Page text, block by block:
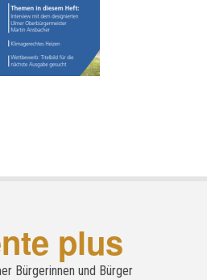
plus
Bürgerinnen und Bürger